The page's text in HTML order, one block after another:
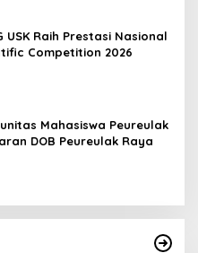
USK Raih Prestasi Nasional
Competition 2026
Mahasiswa Peureulak
DOB Peureulak Raya